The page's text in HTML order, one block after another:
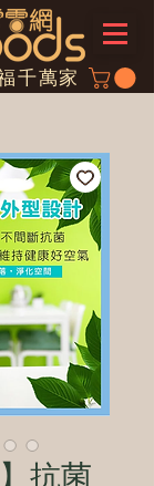
千萬家
抗菌